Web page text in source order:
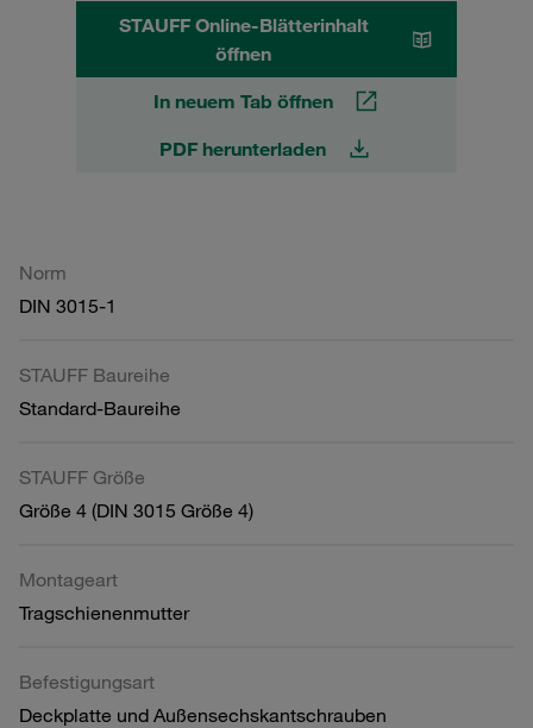
STAUFF Online-Blätterinhalt
öffnen
In neuem Tab öffnen
PDF herunterladen
Norm
DIN 3015-1
STAUFF Baureihe
Standard-Baureihe
STAUFF Größe
Größe 4 (DIN 3015 Größe 4)
Montageart
Tragschienenmutter
Befestigungsart
Deckplatte und Außensechskantschrauben